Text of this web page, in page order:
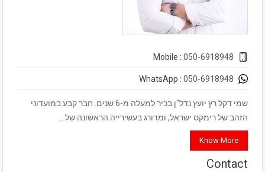
050-6918948
050-6918948
שמי דקל רץ יועץ נדל"ן בכיר למעלה מ-6 שנים. חבר קבע במועדוני
הזהב של רימקס ישראל, ומדורג בעשירייה הראשונה של…
Know More
Contact